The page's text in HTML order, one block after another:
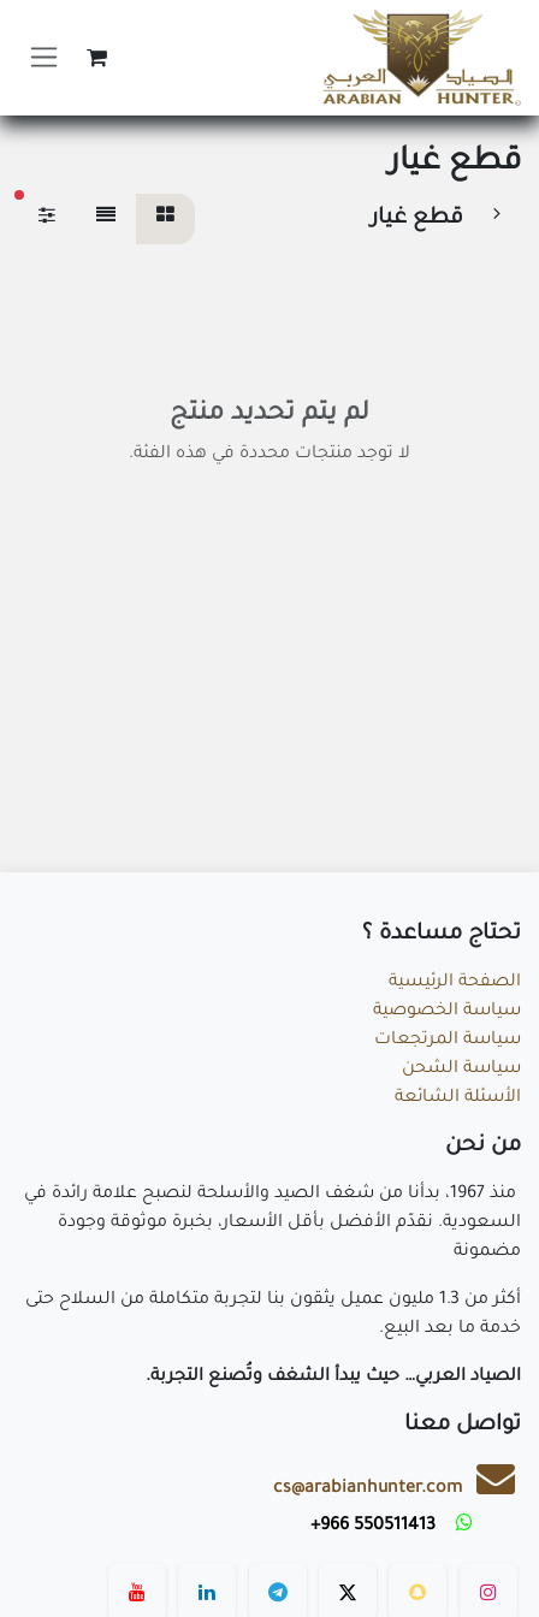
تخطي للذهاب إلى المحتوى
قطع غيار
قطع غيار
لم يتم تحديد منتج
لا توجد منتجات محددة في هذه الفئة.
تحتاج مساعد​ة ؟
الصفحة الرئيسية
سياسة الخصوصية
سياسة المرتجعات
سياسة الشحن
الأسئلة الشائعة
م​ن نحن
منذ 1967، بدأنا من شغف الصيد والأسلحة لنصبح علامة رائدة في
السعودية. نقدّم الأفضل بأقل الأسعار، بخبرة موثوقة وجودة
مضمونة
أكثر من 1.3 مليون عميل يثقون بنا لتجربة متكاملة من السلاح حتى
خدمة ما بعد البيع.
الصياد العربي… حيث يبدأ الشغف وتُصنع التجربة.
تواصل معنا
cs@arabianhunter.com
​550511413 966+